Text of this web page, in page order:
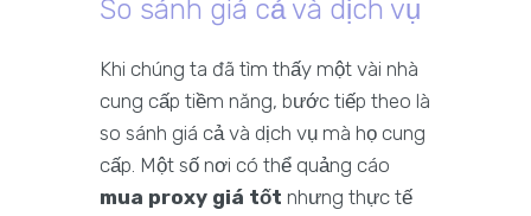
So sánh giá cả và dịch vụ
Khi chúng ta đã tìm thấy một vài nhà
cung cấp tiềm năng, bước tiếp theo là
so sánh giá cả và dịch vụ mà họ cung
cấp. Một số nơi có thể quảng cáo
mua proxy giá tốt nhưng thực tế